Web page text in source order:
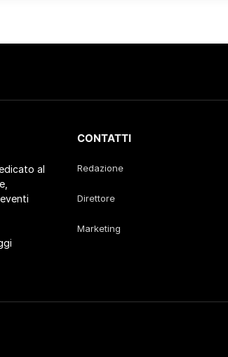
al
CONTATTI
Redazione
Direttore
Marketing